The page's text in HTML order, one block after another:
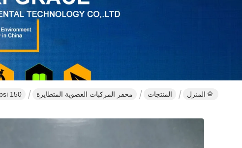
المنزل المنتجات محفز المركبات العضوية المتطايرة 150 Cpsi نفايات الغاز محفز الأكسدة التحفيزية للمركبات العضوية المتطايرة Vocs